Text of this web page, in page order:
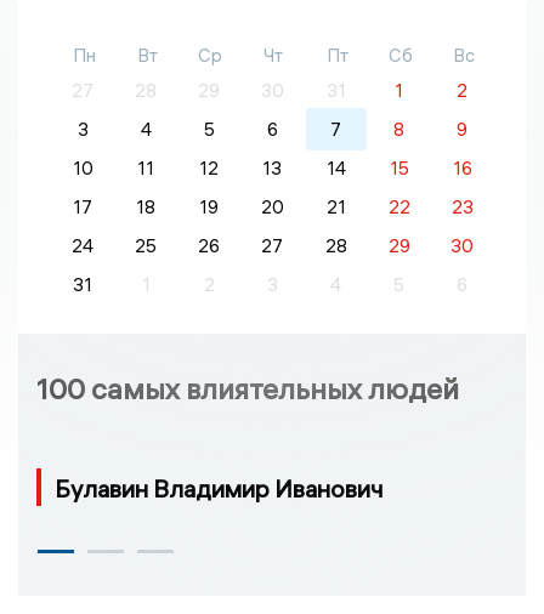
Пн Вт Ср Чт Пт Сб
Вс
27
28 29 30 31 1
2
3
4 5 6 7 8
9
10
11 12 13 14 15
16
17
18 19 20 21 22
23
24
25 26 27 28 29
30
31
1 2 3 4 5 6
100 самых влиятельных людей
Булавин Владимир Иванович